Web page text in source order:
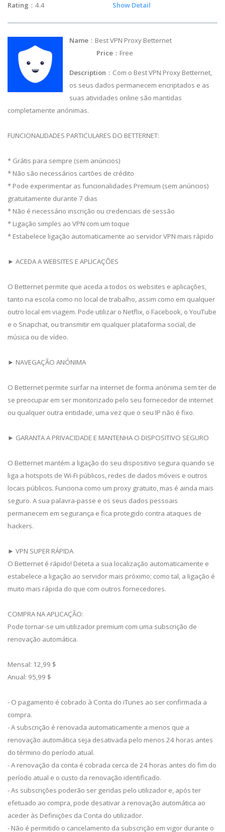
Rating ：4.4 Show Detail
Name ：Best VPN Proxy Betternet
Price ：Free
Description ：Com o Best VPN Proxy Betternet,
os seus dados permanecem encriptados e as
suas atividades online são mantidas
completamente anónimas.
FUNCIONALIDADES PARTICULARES DO BETTERNET:
* Grátis para sempre (sem anúncios)
* Não são necessários cartões de crédito
* Pode experimentar as funcionalidades Premium (sem anúncios)
gratuitamente durante 7 dias
* Não é necessário inscrição ou credenciais de sessão
* Ligação simples ao VPN com um toque
* Estabelece ligação automaticamente ao servidor VPN mais rápido
► ACEDA A WEBSITES E APLICAÇÕES
O Betternet permite que aceda a todos os websites e aplicações,
tanto na escola como no local de trabalho, assim como em qualquer
outro local em viagem. Pode utilizar o Netflix, o Facebook, o YouTube
e o Snapchat, ou transmitir em qualquer plataforma social, de
música ou de vídeo.
► NAVEGAÇÃO ANÓNIMA
O Betternet permite surfar na internet de forma anónima sem ter de
se preocupar em ser monitorizado pelo seu fornecedor de internet
ou qualquer outra entidade, uma vez que o seu IP não é fixo.
► GARANTA A PRIVACIDADE E MANTENHA O DISPOSITIVO SEGURO
O Betternet mantém a ligação do seu dispositivo segura quando se
liga a hotspots de Wi-Fi públicos, redes de dados móveis e outros
locais públicos. Funciona como um proxy gratuito, mas é ainda mais
seguro. A sua palavra-passe e os seus dados pessoais
permanecem em segurança e fica protegido contra ataques de
hackers.
► VPN SUPER RÁPIDA
O Betternet é rápido! Deteta a sua localização automaticamente e
estabelece a ligação ao servidor mais próximo; como tal, a ligação é
muito mais rápida do que com outros fornecedores.
COMPRA NA APLICAÇÃO:
Pode tornar-se um utilizador premium com uma subscrição de
renovação automática.
Mensal: 12,99 $
Anual: 95,99 $
- O pagamento é cobrado à Conta do iTunes ao ser confirmada a
compra.
- A subscrição é renovada automaticamente a menos que a
renovação automática seja desativada pelo menos 24 horas antes
do término do período atual.
- A renovação da conta é cobrada cerca de 24 horas antes do fim do
período atual e o custo da renovação identificado.
- As subscrições poderão ser geridas pelo utilizador e, após ter
efetuado ao compra, pode desativar a renovação automática ao
aceder às Definições da Conta do utilizador.
- Não é permitido o cancelamento da subscrição em vigor durante o